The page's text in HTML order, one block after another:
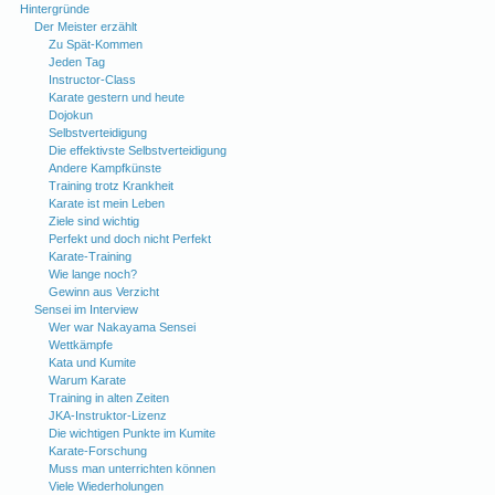
Hintergründe
Der Meister erzählt
Zu Spät-Kommen
Jeden Tag
Instructor-Class
Karate gestern und heute
Dojokun
Selbstverteidigung
Die effektivste Selbstverteidigung
Andere Kampfkünste
Training trotz Krankheit
Karate ist mein Leben
Ziele sind wichtig
Perfekt und doch nicht Perfekt
Karate-Training
Wie lange noch?
Gewinn aus Verzicht
Sensei im Interview
Wer war Nakayama Sensei
Wettkämpfe
Kata und Kumite
Warum Karate
Training in alten Zeiten
JKA-Instruktor-Lizenz
Die wichtigen Punkte im Kumite
Karate-Forschung
Muss man unterrichten können
Viele Wiederholungen